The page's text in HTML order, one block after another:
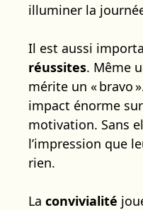
illuminer la
Il est aussi
réussites. Même
mérite un « bravo
impact énorme
motivation. Sans
l’impression que
rien.
La convivialité